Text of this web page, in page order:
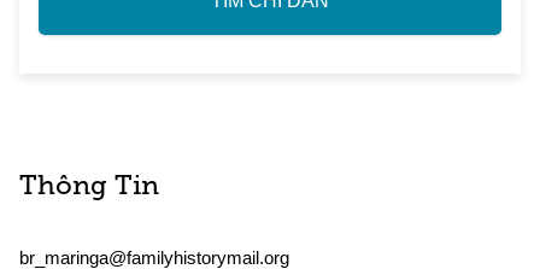
Thông Tin
br_maringa@familyhistorymail.org